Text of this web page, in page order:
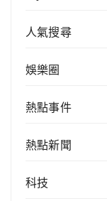
人氣搜尋
娛樂圈
熱點事件
熱點新聞
科技